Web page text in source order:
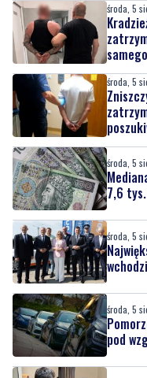
środa, 5
środa, 5
środa, 5
7,6
środa, 5
środa, 5
pod